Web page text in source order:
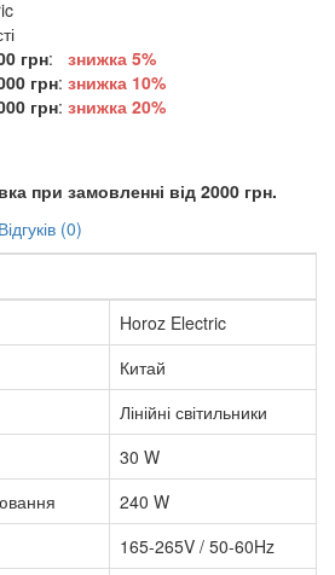
грн:
знижка 5%
грн: знижка 10%
грн: знижка 20%
при замовленні від 2000 грн.
Відгуків (0)
Horoz Electric
Китай
Лінійні світильники
30 W
240 W
165-265V / 50-60Hz